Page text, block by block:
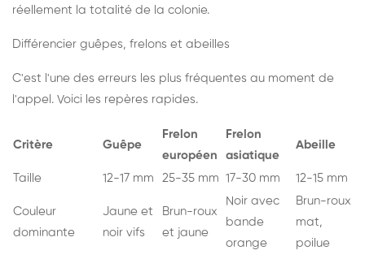
réellement la totalité de la colonie.
Différencier guêpes, frelons et abeilles
C'est l'une des erreurs les plus fréquentes au moment de
l'appel. Voici les repères rapides.
Critère Guêpe
Frelon
européen
Frelon
asiatique
Abeille
Taille 12-17 mm 25-35 mm 17-30 mm 12-15 mm
Couleur
dominante
Jaune et
noir vifs
Brun-roux
et jaune
Noir avec
bande
orange
Brun-roux
mat,
poilue